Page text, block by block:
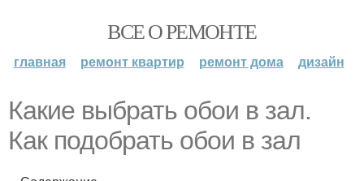
ВСЕ О РЕМОНТЕ
главная ремонт квартир ремонт дома дизайн
Какие выбрать обои в зал.
Как подобрать обои в зал